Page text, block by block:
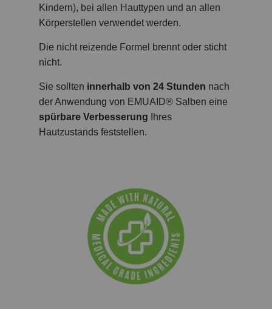
Kindern), bei allen Hauttypen und an allen
Körperstellen verwendet werden.
Die nicht reizende Formel brennt oder sticht
nicht.
Sie sollten innerhalb von 24 Stunden nach
der Anwendung von EMUAID® Salben eine
spürbare Verbesserung Ihres
Hautzustands feststellen.